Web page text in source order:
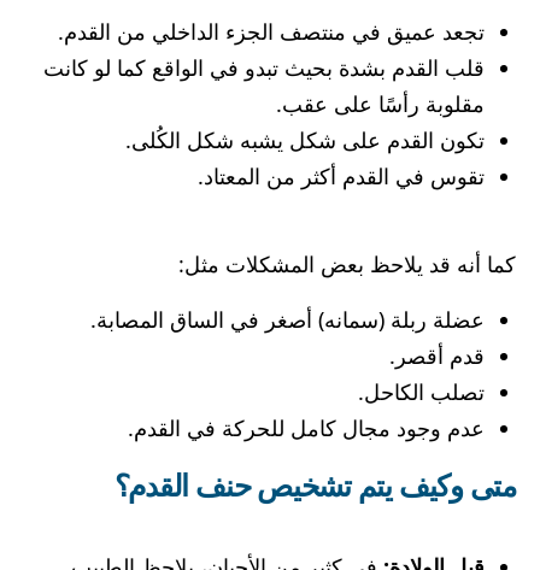
تجعد عميق في منتصف الجزء الداخلي من القدم.
قلب القدم بشدة بحيث تبدو في الواقع كما لو كانت
مقلوبة رأسًا على عقب.
تكون القدم على شكل يشبه شكل الكُلى.
تقوس في القدم أكثر من المعتاد.
كما أنه قد يلاحظ بعض المشكلات مثل:
عضلة ربلة (سمانه) أصغر في الساق المصابة.
قدم أقصر.
تصلب الكاحل.
عدم وجود مجال كامل للحركة في القدم.
متى وكيف يتم تشخيص حنف القدم؟